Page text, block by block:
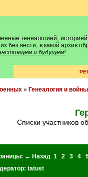
генеалогией,
без вести, в какой архив
и будущем!
» Генеалогия и
списки
← Назад 1 2 3 4
tatust